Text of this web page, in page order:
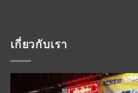
เกี่ยวกับเรา